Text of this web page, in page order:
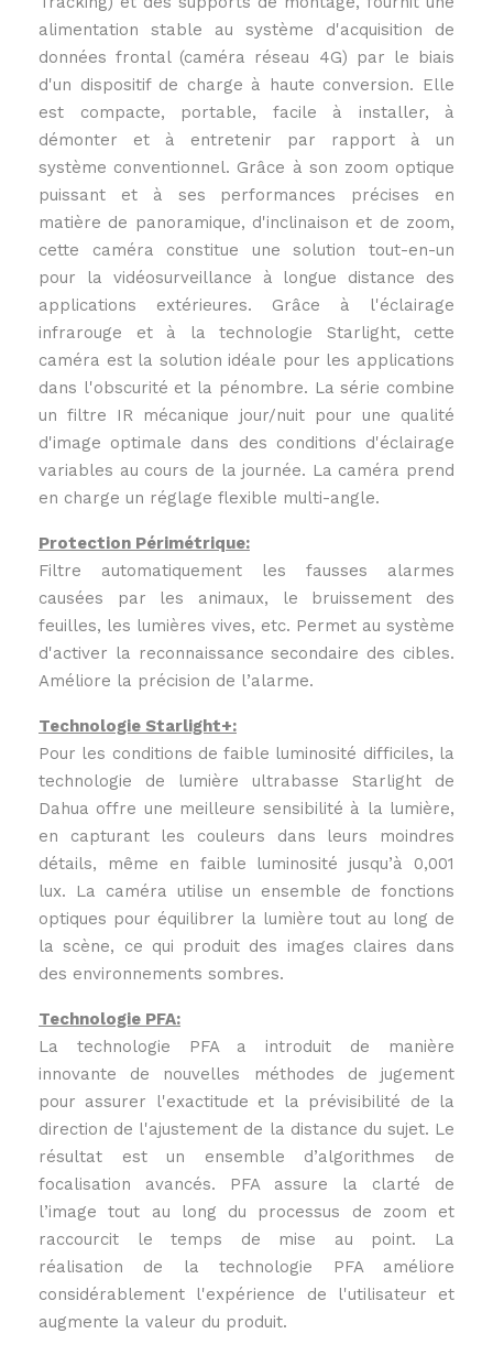
alimentation stable au système d'acquisition de
données frontal (caméra réseau 4G) par le biais
d'un dispositif de charge à haute conversion. Elle
est compacte, portable, facile à installer, à
démonter et à entretenir par rapport à un
système conventionnel. Grâce à son zoom optique
puissant et à ses performances précises en
matière de panoramique, d'inclinaison et de zoom,
cette caméra constitue une solution tout-en-un
pour la vidéosurveillance à longue distance des
applications extérieures. Grâce à l'éclairage
infrarouge et à la technologie Starlight, cette
caméra est la solution idéale pour les applications
dans l'obscurité et la pénombre. La série combine
un filtre IR mécanique jour/nuit pour une qualité
d'image optimale dans des conditions d'éclairage
variables au cours de la journée. La caméra prend
en charge un réglage flexible multi-angle.
Protection Périmétrique:
Filtre automatiquement les fausses alarmes
causées par les animaux, le bruissement des
feuilles, les lumières vives, etc. Permet au système
d'activer la reconnaissance secondaire des cibles.
Améliore la précision de l’alarme.
Technologie Starlight+:
Pour les conditions de faible luminosité difficiles, la
technologie de lumière ultrabasse Starlight de
Dahua offre une meilleure sensibilité à la lumière,
en capturant les couleurs dans leurs moindres
détails, même en faible luminosité jusqu’à 0,001
lux. La caméra utilise un ensemble de fonctions
optiques pour équilibrer la lumière tout au long de
la scène, ce qui produit des images claires dans
des environnements sombres.
Technologie PFA:
La technologie PFA a introduit de manière
innovante de nouvelles méthodes de jugement
pour assurer l'exactitude et la prévisibilité de la
direction de l'ajustement de la distance du sujet. Le
résultat est un ensemble d’algorithmes de
focalisation avancés. PFA assure la clarté de
l’image tout au long du processus de zoom et
raccourcit le temps de mise au point. La
réalisation de la technologie PFA améliore
considérablement l'expérience de l'utilisateur et
augmente la valeur du produit.